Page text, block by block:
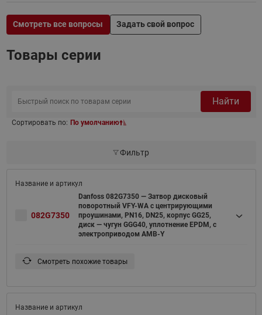
Смотреть все вопросы Задать свой вопрос
Товары серии
Найти
Сортировать по: По умолчанию
Фильтр
082G7350
Danfoss 082G7350 — Затвор дисковый
поворотный VFY-WA с центрирующими
проушинами, PN16, DN25, корпус GG25,
диск — чугун GGG40, уплотнение EPDM, с
электроприводом AMB-Y
Смотреть похожие товары